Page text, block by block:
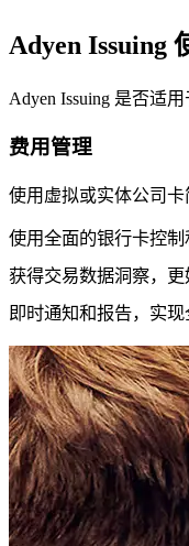
Adyen Issuing
Adyen Issuing 是否适
费用管理
使用虚拟或实体公司卡
使用全面的银行卡控
获得交易数据洞察，
即时通知和报告，实现